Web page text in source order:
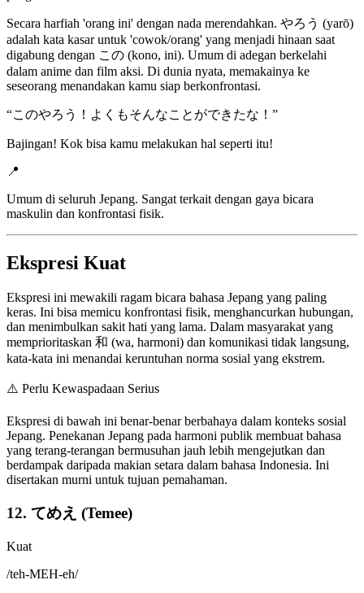
Secara harfiah 'orang ini' dengan nada merendahkan. やろう (yarō)
adalah kata kasar untuk 'cowok/orang' yang menjadi hinaan saat
digabung dengan この (kono, ini). Umum di adegan berkelahi
dalam anime dan film aksi. Di dunia nyata, memakainya ke
seseorang menandakan kamu siap berkonfrontasi.
“このやろう！よくもそんなことができたな！ ”
Bajingan! Kok bisa kamu melakukan hal seperti itu!
📍
Umum di seluruh Jepang. Sangat terkait dengan gaya bicara
maskulin dan konfrontasi fisik.
Ekspresi Kuat
Ekspresi ini mewakili ragam bicara bahasa Jepang yang paling
keras. Ini bisa memicu konfrontasi fisik, menghancurkan hubungan,
dan menimbulkan sakit hati yang lama. Dalam masyarakat yang
memprioritaskan 和 (wa, harmoni) dan komunikasi tidak langsung,
kata-kata ini menandai keruntuhan norma sosial yang ekstrem.
⚠️ Perlu Kewaspadaan Serius
Ekspresi di bawah ini benar-benar berbahaya dalam konteks sosial
Jepang. Penekanan Jepang pada harmoni publik membuat bahasa
yang terang-terangan bermusuhan jauh lebih mengejutkan dan
berdampak daripada makian setara dalam bahasa Indonesia. Ini
disertakan murni untuk tujuan pemahaman.
12. てめえ (Temee)
Kuat
/teh-MEH-eh/